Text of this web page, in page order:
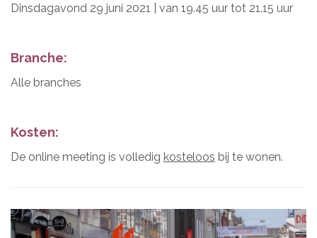
Dinsdagavond 29 juni 2021 | van 19.45 uur tot 21.15 uur
Branche:
Alle branches
Kosten:
De online meeting is volledig kosteloos bij te wonen.